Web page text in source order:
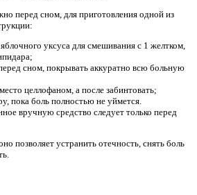
перед сном, для приготовления одной из
уксуса для смешивания с 1 желтком,
сном, покрывать аккуратно всю больную
целлофаном, а после забинтовать;
пока боль полностью не уймется.
вручную средство следует только перед
позволяет устранить отечность, снять боль